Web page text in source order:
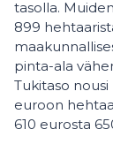
tasolla.
899
pinta-ala
Tukitaso
euroon
610 eurosta